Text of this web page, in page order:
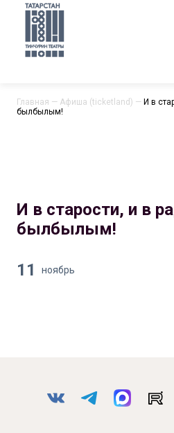
Главная — Афиша (ticketland) — И в
былбылым!
И в cтарости, и в
былбылым!
11 ноябрь